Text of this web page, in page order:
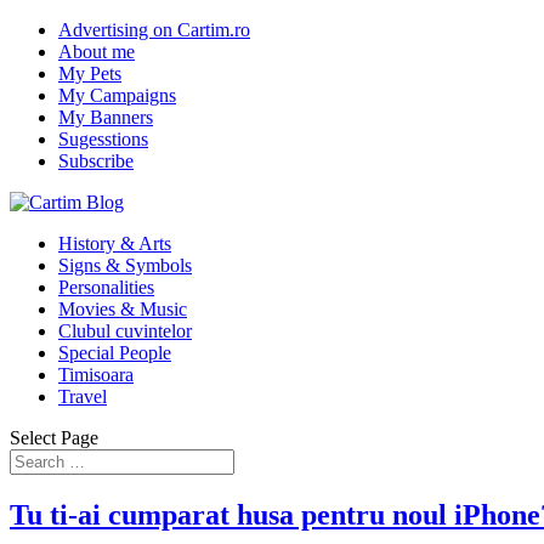
Advertising on Cartim.ro
About me
My Pets
My Campaigns
My Banners
Sugesstions
Subscribe
History & Arts
Signs & Symbols
Personalities
Movies & Music
Clubul cuvintelor
Special People
Timisoara
Travel
Select Page
Tu ti-ai cumparat husa pentru noul